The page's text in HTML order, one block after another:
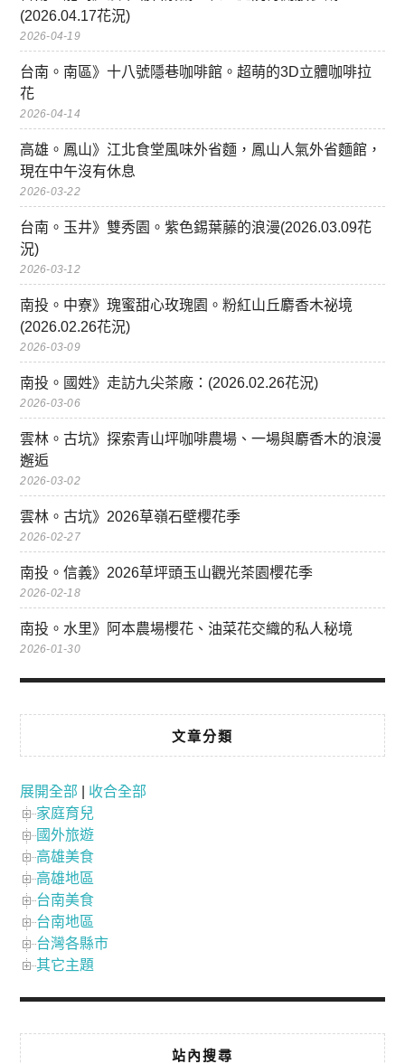
(2026.04.17花況)
2026-04-19
台南。南區》十八號隱巷咖啡館。超萌的3D立體咖啡拉
花
2026-04-14
高雄。鳳山》江北食堂風味外省麵，鳳山人氣外省麵館，
現在中午沒有休息
2026-03-22
台南。玉井》雙秀園。紫色錫葉藤的浪漫(2026.03.09花
況)
2026-03-12
南投。中寮》瑰蜜甜心玫瑰園。粉紅山丘麝香木祕境
(2026.02.26花況)
2026-03-09
南投。國姓》走訪九尖茶廠：(2026.02.26花況)
2026-03-06
雲林。古坑》探索青山坪咖啡農場、一場與麝香木的浪漫
邂逅
2026-03-02
雲林。古坑》2026草嶺石壁櫻花季
2026-02-27
南投。信義》2026草坪頭玉山觀光茶園櫻花季
2026-02-18
南投。水里》阿本農場櫻花、油菜花交織的私人秘境
2026-01-30
文章分類
展開全部
收合全部
家庭育兒
國外旅遊
高雄美食
高雄地區
台南美食
台南地區
台灣各縣市
其它主題
站內搜尋